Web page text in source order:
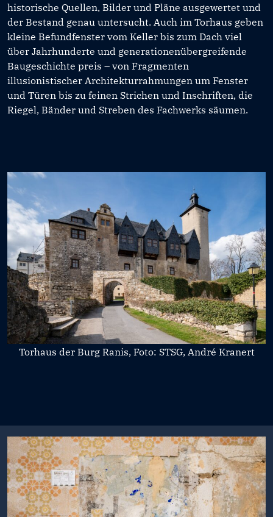
historische Quellen, Bilder und Pläne ausgewertet und
der Bestand genau untersucht. Auch im Torhaus geben
kleine Befundfenster vom Keller bis zum Dach viel
über Jahrhunderte und generationenübergreifende
Baugeschichte preis – von Fragmenten
illusionistischer Architekturrahmungen um Fenster
und Türen bis zu feinen Strichen und Inschriften, die
Riegel, Bänder und Streben des Fachwerks säumen.
Torhaus der Burg Ranis, Foto: STSG, André Kranert